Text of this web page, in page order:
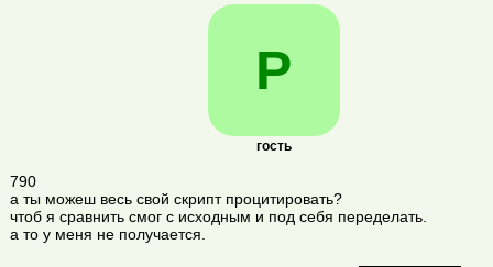
Р
гость
790
а ты можеш весь свой скрипт процитировать?
чтоб я сравнить смог с исходным и под себя переделать.
а то у меня не получается.